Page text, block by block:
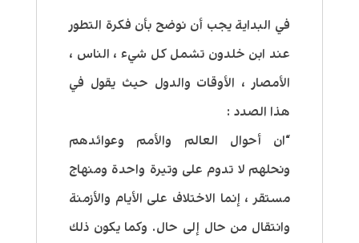
في البداية يجب أن نوضح بأن فكرة التطور
عند ابن خلدون تشمل كل شيء ، الناس ،
الأمصار ، الأوقات والدول حيث يقول في
هذا الصدد :
“ان أحوال العالم والأمم وعوائدهم
ونحلهم لا تدوم على وتيرة واحدة ومنهاج
مستقر ، إنما الاختلاف على الأيام والأزمنة
وانتقال من حال إلى حال. وكما يكون ذلك